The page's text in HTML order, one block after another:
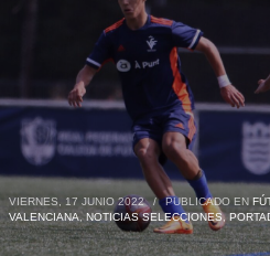
VIERNES, 17 JUNIO 2022 / PUBLICADO EN
VALENCIANA,NOTICIAS SELECCIONES,